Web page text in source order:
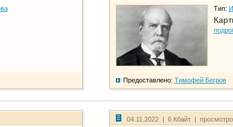
Тип:
Предоставлено: Тимофей Бегров
04.11.2022 | 6 Кбайт |